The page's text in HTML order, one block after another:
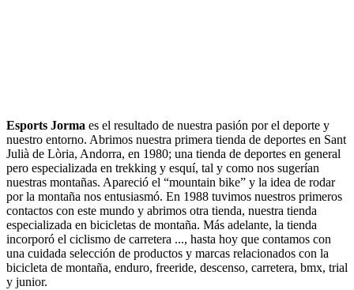
Esports Jorma es el resultado de nuestra pasión por el deporte y
nuestro entorno. Abrimos nuestra primera tienda de deportes en Sant
Julià de Lòria, Andorra, en 1980; una tienda de deportes en general
pero especializada en trekking y esquí, tal y como nos sugerían
nuestras montañas. Apareció el “mountain bike” y la idea de rodar
por la montaña nos entusiasmó. En 1988 tuvimos nuestros primeros
contactos con este mundo y abrimos otra tienda, nuestra tienda
especializada en bicicletas de montaña. Más adelante, la tienda
incorporó el ciclismo de carretera ..., hasta hoy que contamos con
una cuidada selección de productos y marcas relacionados con la
bicicleta de montaña, enduro, freeride, descenso, carretera, bmx, trial
y junior.